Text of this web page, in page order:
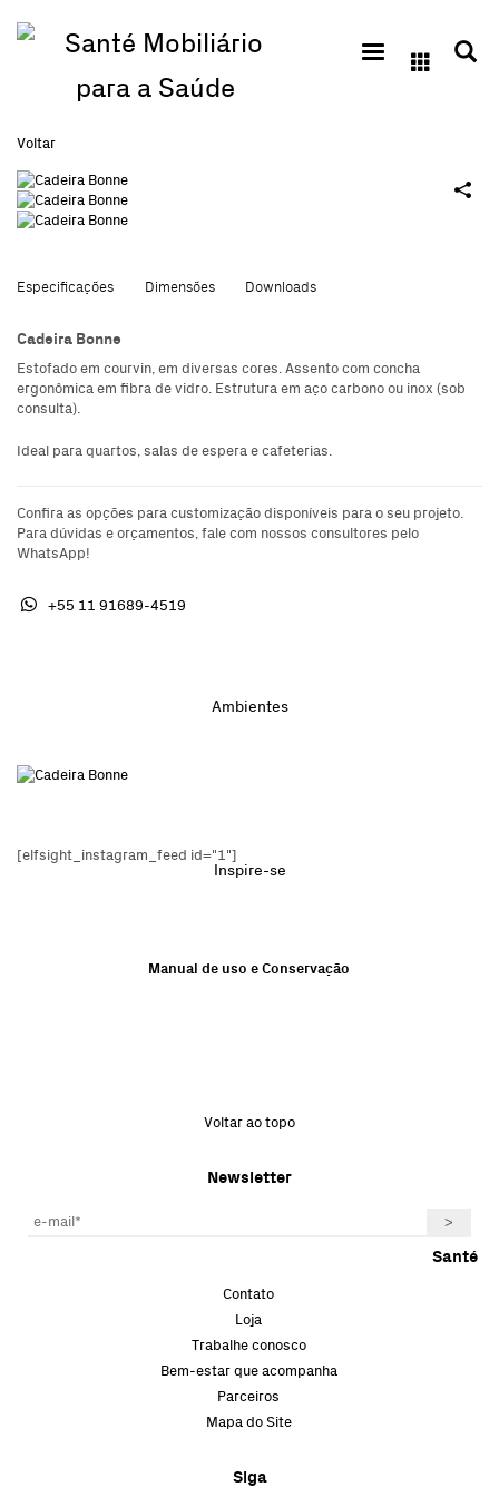
Voltar
Especificações Dimensões Downloads
Cadeira Bonne
Estofado em courvin, em diversas cores. Assento com concha
ergonômica em fibra de vidro. Estrutura em aço carbono ou inox (sob
consulta).
Ideal para quartos, salas de espera e cafeterias.
Confira as opções para customização disponíveis para o seu projeto.
Para dúvidas e orçamentos, fale com nossos consultores pelo
WhatsApp!
+55 11 91689-4519
Ambientes
Inspire-se
[elfsight_instagram_feed id="1"]
Manual de uso e Conservação
Voltar ao topo
Newsletter
Santé
Contato
Loja
Trabalhe conosco
Bem-estar que acompanha
Parceiros
Mapa do Site
Siga